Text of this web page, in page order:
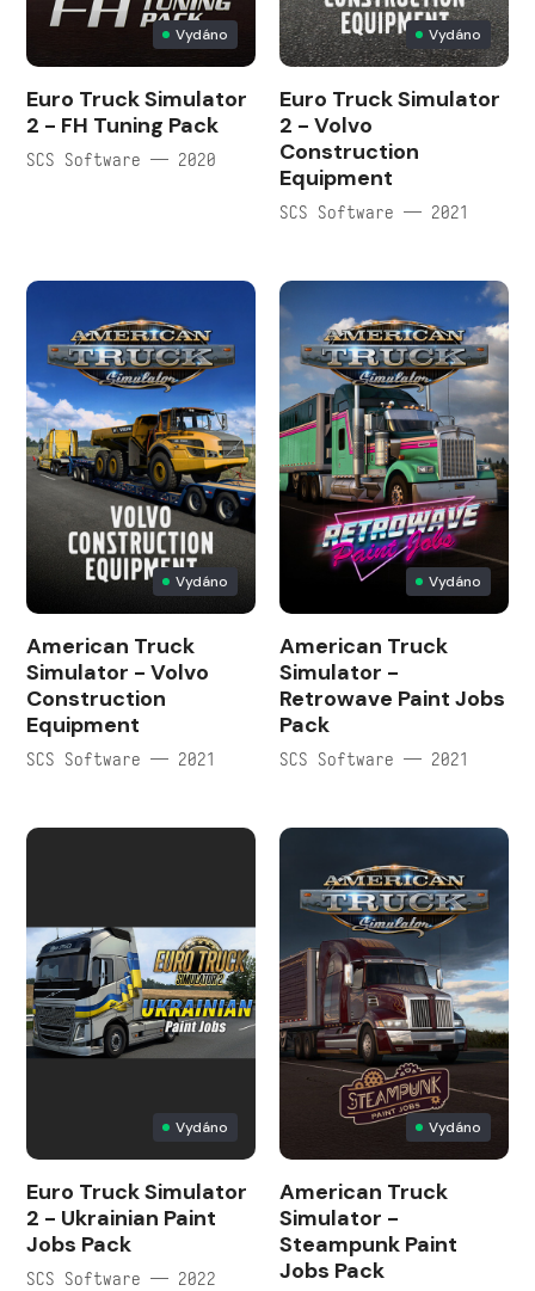
Vydáno
Euro Truck Simulator
2 - FH Tuning Pack
SCS Software — 2020
Vydáno
Euro Truck Simulator
2 - Volvo
Construction
Equipment
SCS Software — 2021
Vydáno
American Truck
Simulator - Volvo
Construction
Equipment
SCS Software — 2021
Vydáno
American Truck
Simulator -
Retrowave Paint Jobs
Pack
SCS Software — 2021
Vydáno
Euro Truck Simulator
2 - Ukrainian Paint
Jobs Pack
SCS Software — 2022
Vydáno
American Truck
Simulator -
Steampunk Paint
Jobs Pack